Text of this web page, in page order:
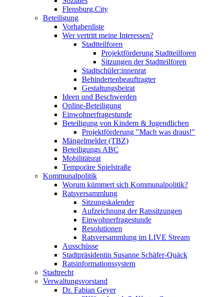
Flensburg.City
Beteiligung
Vorhabenliste
Wer vertritt meine Interessen?
Stadtteilforen
Projektförderung Stadtteilforen
Sitzungen der Stadtteilforen
Stadtschüler:innenrat
Behindertenbeauftragter
Gestaltungsbeirat
Ideen und Beschwerden
Online-Beteiligung
Einwohnerfragestunde
Beteiligung von Kindern & Jugendlichen
Projektförderung "Mach was draus!"
Mängelmelder (TBZ)
Beteiligungs ABC
Mobilitätsrat
Temporäre Spielstraße
Kommunalpolitik
Worum kümmert sich Kommunalpolitik?
Ratsversammlung
Sitzungskalender
Aufzeichnung der Ratssitzungen
Einwohnerfragestunde
Resolutionen
Ratsversammlung im LIVE Stream
Ausschüsse
Stadtpräsidentin Susanne Schäfer-Quäck
Ratsinformationssystem
Stadtrecht
Verwaltungsvorstand
Dr. Fabian Geyer